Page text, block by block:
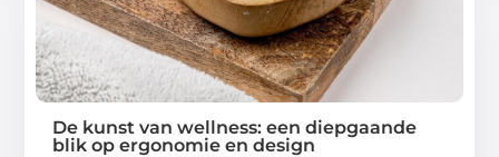
De kunst van wellness: een diepgaande
blik op ergonomie en design